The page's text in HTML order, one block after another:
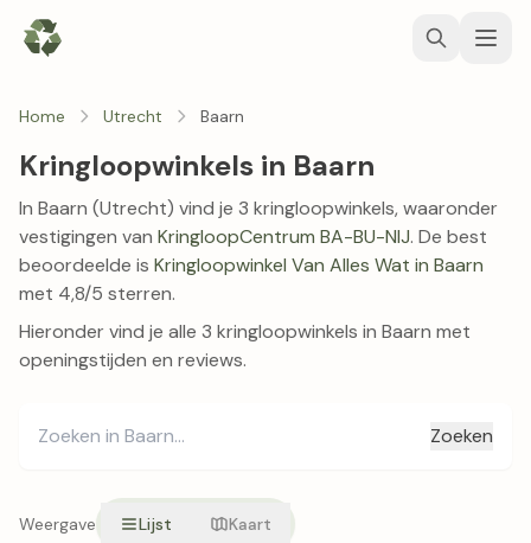
Home Utrecht Baarn
Kringloopwinkels in Baarn
In Baarn (Utrecht) vind je 3 kringloopwinkels, waaronder
vestigingen van KringloopCentrum BA-BU-NIJ. De best
beoordeelde is Kringloopwinkel Van Alles Wat in Baarn
met 4,8/5 sterren.
Hieronder vind je alle 3 kringloopwinkels in Baarn met
openingstijden en reviews.
Zoeken
Weergave Lijst Kaart